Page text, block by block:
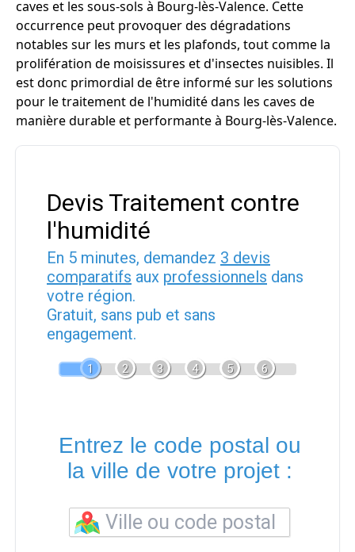
caves et les sous-sols à Bourg-lès-Valence. Cette
occurrence peut provoquer des dégradations
notables sur les murs et les plafonds, tout comme la
prolifération de moisissures et d'insectes nuisibles. Il
est donc primordial de être informé sur les solutions
pour le traitement de l'humidité dans les caves de
manière durable et performante à Bourg-lès-Valence.
Devis Traitement contre
l'humidité
En 5 minutes, demandez 3 devis
comparatifs aux professionnels dans
votre région.
Gratuit, sans pub et sans
engagement.
1 2 3 4 5 6
Entrez le code postal ou
la ville de votre projet :